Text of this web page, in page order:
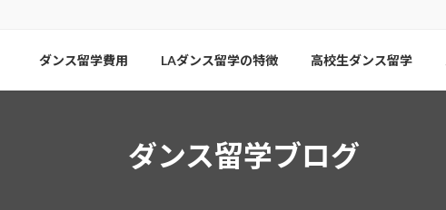
ダンス留学費用 LAダンス留学の特徴 高校生ダンス留学
ダンス留学ブログ